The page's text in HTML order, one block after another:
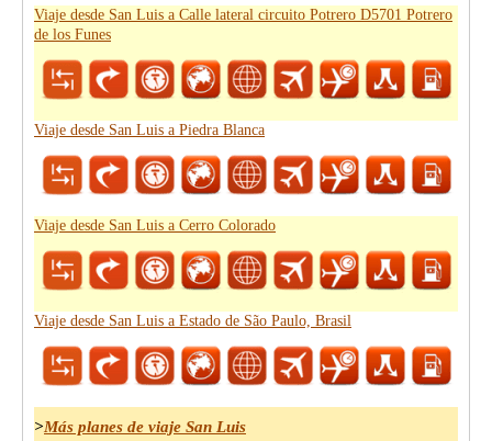
Viaje desde San Luis a Calle lateral circuito Potrero D5701 Potrero
de los Funes
Viaje desde San Luis a Piedra Blanca
Viaje desde San Luis a Cerro Colorado
Viaje desde San Luis a Estado de São Paulo, Brasil
>Más planes de viaje San Luis